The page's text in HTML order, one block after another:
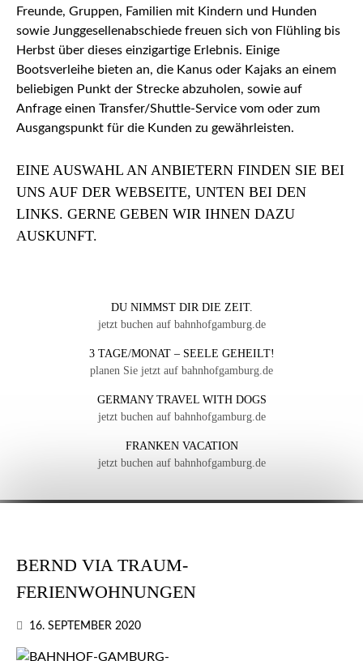
Freunde, Gruppen, Familien mit Kindern und Hunden
sowie Junggesellenabschiede freuen sich von Flühling bis
Herbst über dieses einzigartige Erlebnis. Einige
Bootsverleihe bieten an, die Kanus oder Kajaks an einem
beliebigen Punkt der Strecke abzuholen, sowie auf
Anfrage einen Transfer/Shuttle-Service vom oder zum
Ausgangspunkt für die Kunden zu gewährleisten.
EINE AUSWAHL AN ANBIETERN FINDEN SIE BEI
UNS AUF DER WEBSEITE, UNTEN BEI DEN
LINKS. GERNE GEBEN WIR IHNEN DAZU
AUSKUNFT.
DU NIMMST DIR DIE ZEIT.
jetzt buchen auf bahnhofgamburg.de
3 TAGE/MONAT – SEELE GEHEILT!
planen Sie jetzt auf bahnhofgamburg.de
GERMANY TRAVEL WITH DOGS
jetzt buchen auf bahnhofgamburg.de
FRANKEN VACATION
jetzt buchen auf bahnhofgamburg.de
BERND VIA TRAUM-
FERIENWOHNUNGEN
16. SEPTEMBER 2020